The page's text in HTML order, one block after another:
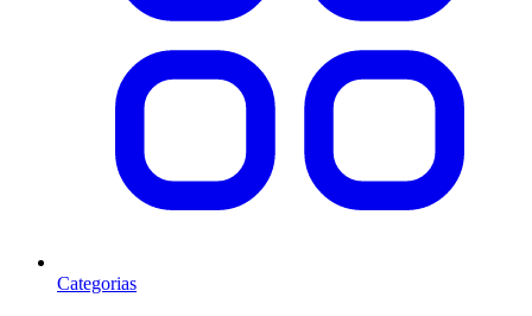
Categorias